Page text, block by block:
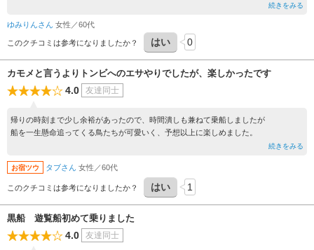
窓から漁師さんなのか漁協の職員なのか、たくさん働いている姿が見えて活気も貰え
ました
続きをみる
ゆみりんさん 女性／60代
このクチコミは参考になりましたか？ はい 0
カモメと言うよりトンビへのエサやりでしたが、楽しかったです
4.0 友達同士
帰りの時刻まで少し余裕があったので、時間潰しも兼ねて乗船しましたが
船を一生懸命追ってくる鳥たちが可愛いく、予想以上に楽しめました。
続きをみる
お宿ツウ タブさん 女性／60代
このクチコミは参考になりましたか？ はい 1
黒船 遊覧船初めて乗りました
4.0 友達同士